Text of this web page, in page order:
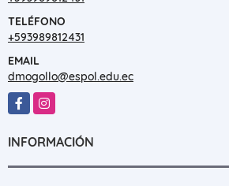
TELÉFONO
+593989812431
EMAIL
dmogollo@espol.edu.ec
FacebookInstagram
INFORMACIÓN